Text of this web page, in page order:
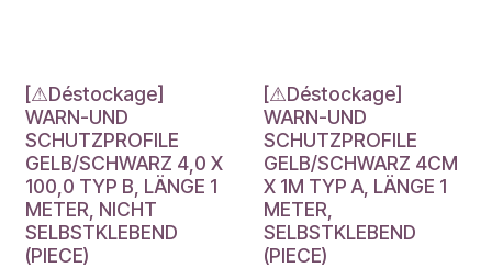
Déstockage
[⚠Déstockage]
WARN-UND
SCHUTZPROFILE
GELB/SCHWARZ 4,0 X
100,0 TYP B, LÄNGE 1
METER, NICHT
SELBSTKLEBEND
(PIECE)
Déstockage
[⚠Déstockage]
WARN-UND
SCHUTZPROFILE
GELB/SCHWARZ 4CM
X 1M TYP A, LÄNGE 1
METER,
SELBSTKLEBEND
(PIECE)